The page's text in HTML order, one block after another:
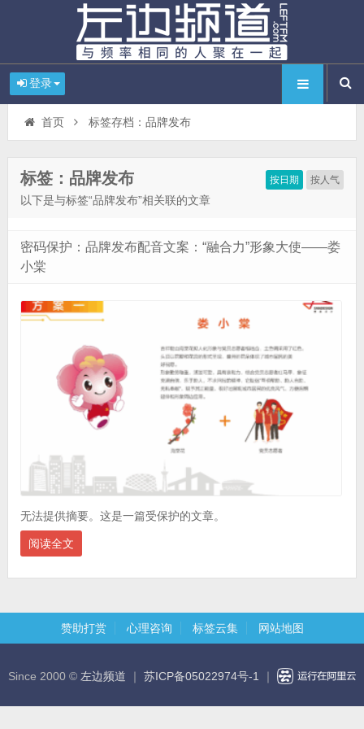
登录
首页 标签存档：品牌发布
按日期 按人气
标签：品牌发布
以下是与标签“品牌发布”相关联的文章
密码保护：品牌发布配音文案：“融合力”形象大使——娄
小棠
无法提供摘要。这是一篇受保护的文章。
阅读全文
赞助打赏 心理咨询 标签云集 网站地图
Since 2000 © 左边频道 ｜ 苏ICP备05022974号-1 ｜